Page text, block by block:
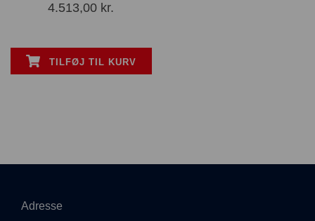
4.513,00 kr.
TILFØJ TIL KURV
Adresse